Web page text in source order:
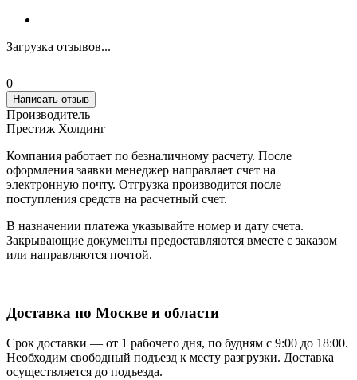
Загрузка отзывов...
0
Написать отзыв
Производитель
Престиж Холдинг
Компания работает по безналичному расчету. После
оформления заявки менеджер направляет счет на
электронную почту. Отгрузка производится после
поступления средств на расчетный счет.
В назначении платежа указывайте номер и дату счета.
Закрывающие документы предоставляются вместе с заказом
или направляются почтой.
Доставка по Москве и области
Срок доставки — от 1 рабочего дня, по будням с 9:00 до 18:00.
Необходим свободный подъезд к месту разгрузки. Доставка
осуществляется до подъезда.